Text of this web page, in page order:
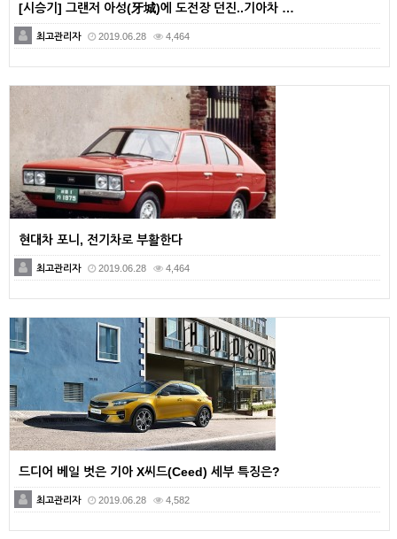
[시승기] 그랜저 아성(牙城)에 도전장 던진..기아차 …
최고관리자 2019.06.28 4,464
현대차 포니, 전기차로 부활한다
최고관리자 2019.06.28 4,464
드디어 베일 벗은 기아 X씨드(Ceed) 세부 특징은?
최고관리자 2019.06.28 4,582